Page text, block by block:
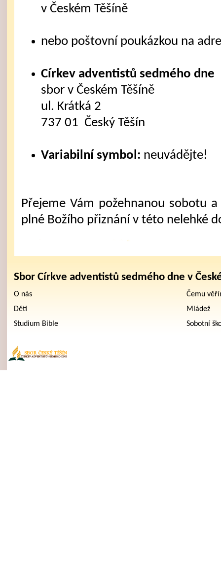
v Českém Těšíně
nebo poštovní poukázkou na
Církev adventistů sedmého dne
sbor v Českém Těšíně
ul. Krátká 2
737 01 Český Těšín
Variabilní symbol: neuvádějte!
Přejeme Vám požehnanou sobotu
plné Božího přiznání v této nelehké
Sbor Církve adventistů sedmého dne v
O nás
Čemu
Děti
Mládež
Studium Bible
Sobotní